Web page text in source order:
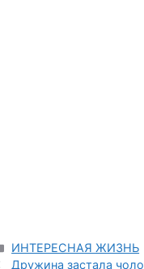
Categories
ИНТЕРЕСНАЯ ЖИЗНЬ
Дружина застала